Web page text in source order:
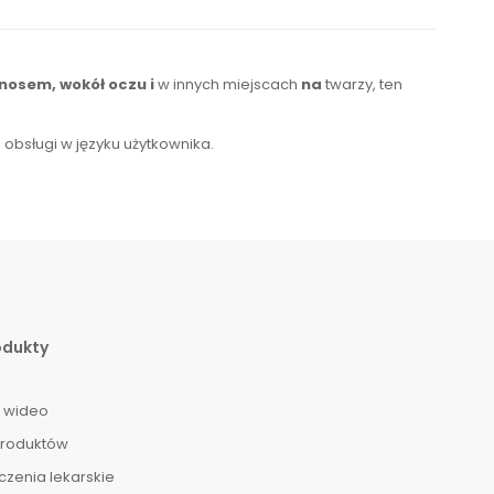
wokół oczu iw innych miejscach na twarzy, ten
obsługi w języku użytkownika.
wideo
lekarskie